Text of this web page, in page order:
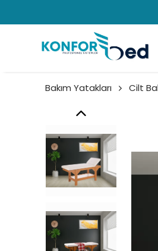
Bakım Yatakları Cilt